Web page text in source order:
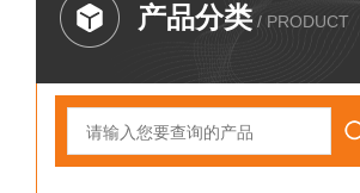
产品分类 / PRODUCT